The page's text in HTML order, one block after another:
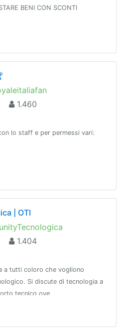
BENI CON SCONTI
1.460
lo staff e per permessi vari:
| OTI
1.404
a tutti coloro che vogliono
Si discute di tecnologia a
tecnico ove
• @OTInetwork